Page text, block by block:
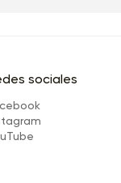
sociales